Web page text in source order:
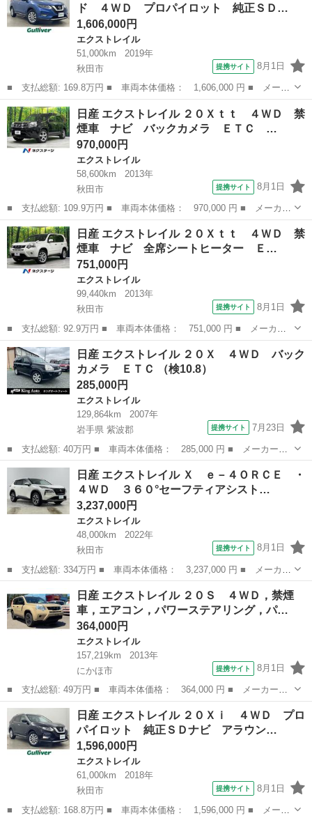
ド ４ＷＤ プロパイロット 純正ＳＤ…
1,606,000円
エクストレイル
51,000km
2019年
秋田市
提携サイト 8月1日
■ 支払総額: 169.8万円 ■ 車両本体価格： 1,606,000 円 ■ メーカ
ー名： 日産 ■ 車種名： エクストレイル ■ グレード名： ２０
Ｘｉ ハイブリッド ４ＷＤ プロパイロット 純正ＳＤナビ アラ
ウンドビ...
秋田 秋田市 エクストレイル
日産 エクストレイル ２０Ｘｔｔ ４ＷＤ 禁
煙車 ナビ バックカメラ ＥＴＣ …
970,000円
エクストレイル
58,600km
2013年
秋田市
提携サイト 8月1日
■ 支払総額: 109.9万円 ■ 車両本体価格： 970,000 円 ■ メーカー
名： 日産 ■ 車種名： エクストレイル ■ グレード名： ２０Ｘ
ｔｔ ４ＷＤ 禁煙車 ナビ バックカメラ ＥＴＣ シートヒータ
ー クルー...
秋田 秋田市 エクストレイル
日産 エクストレイル ２０Ｘｔｔ ４ＷＤ 禁
煙車 ナビ 全席シートヒーター Ｅ…
751,000円
エクストレイル
99,440km
2013年
秋田市
提携サイト 8月1日
■ 支払総額: 92.9万円 ■ 車両本体価格： 751,000 円 ■ メーカー
名： 日産 ■ 車種名： エクストレイル ■ グレード名： ２０Ｘ
ｔｔ ４ＷＤ 禁煙車 ナビ 全席シートヒーター ＥＴＣ ＨＩＤ
ヘッドライト...
秋田 秋田市 エクストレイル
日産 エクストレイル ２０Ｘ ４ＷＤ バック
カメラ ＥＴＣ （検10.8）
285,000円
エクストレイル
129,864km
2007年
岩手県 紫波郡
提携サイト 7月23日
■ 支払総額: 40万円 ■ 車両本体価格： 285,000 円 ■ メーカー
名： 日産 ■ 車種名： エクストレイル ■ グレード名： ２０
Ｘ ４ＷＤ バックカメラ ＥＴＣ ■ 排気量： 2000cc ■ ドア枚
数： 5...
岩手 紫波郡 エクストレイル
日産 エクストレイル Ｘ ｅ－４ＯＲＣＥ ・
４ＷＤ ３６０°セーフティアシスト…
3,237,000円
エクストレイル
48,000km
2022年
秋田市
提携サイト 8月1日
■ 支払総額: 334万円 ■ 車両本体価格： 3,237,000 円 ■ メーカー
名： 日産 ■ 車種名： エクストレイル ■ グレード名： Ｘ ｅ
－４ＯＲＣＥ ・４ＷＤ ３６０°セーフティアシスト・１２．３イン
チ Ｃｏ...
秋田市 エクストレイル
日産 エクストレイル ２０Ｓ ４ＷＤ，禁煙
車，エアコン，パワーステアリング，パ…
364,000円
エクストレイル
157,219km
2013年
にかほ市
提携サイト 8月1日
■ 支払総額: 49万円 ■ 車両本体価格： 364,000 円 ■ メーカー
名： 日産 ■ 車種名： エクストレイル ■ グレード名： ２０
Ｓ ４ＷＤ，禁煙車，エアコン，パワーステアリング，パワーウィン
ドウ，オートライト...
秋田 にかほ市 エクストレイル
日産 エクストレイル ２０Ｘｉ ４ＷＤ プロ
パイロット 純正ＳＤナビ アラウン…
1,596,000円
エクストレイル
61,000km
2018年
秋田市
提携サイト 8月1日
■ 支払総額: 168.8万円 ■ 車両本体価格： 1,596,000 円 ■ メーカ